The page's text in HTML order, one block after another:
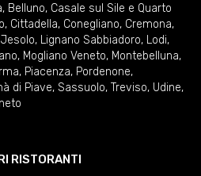
, Belluno, Casale sul Sile e Quarto
, Cittadella, Conegliano, Cremona,
Jesolo, Lignano Sabbiadoro, Lodi,
, Mogliano Veneto, Montebelluna,
, Piacenza, Pordenone,
di Piave, Sassuolo, Treviso, Udine,
RISTORANTI